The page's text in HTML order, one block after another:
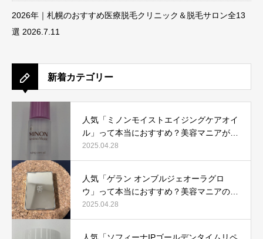
2026年｜札幌のおすすめ医療脱毛クリニック＆脱毛サロン全13
選 2026.7.11
新着カテゴリー
人気「ミノンモイストエイジングケアオイ
ル」って本当におすすめ？美容マニアが実
際使用して口コミを検証！
2025.04.28
人気「ゲラン オンブルジェオーラグロ
ウ」って本当におすすめ？美容マニアの私
が実際使用して、口コミを検証！
2025.04.28
人気「ソフィーナIPゴールデンタイムリペ